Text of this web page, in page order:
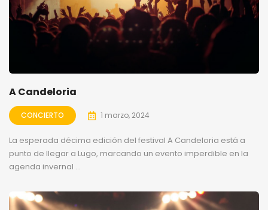
A Candeloria
CONCIERTO 1 marzo, 2024
La esperada décima edición del festival A Candeloria está a
punto de llegar a Lugo, marcando un evento imperdible en la
agenda invernal ...